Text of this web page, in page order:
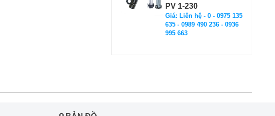
PV 1-230
Giá: Liên hệ - 0 - 0975 135
635 - 0989 490 236 - 0936
995 663